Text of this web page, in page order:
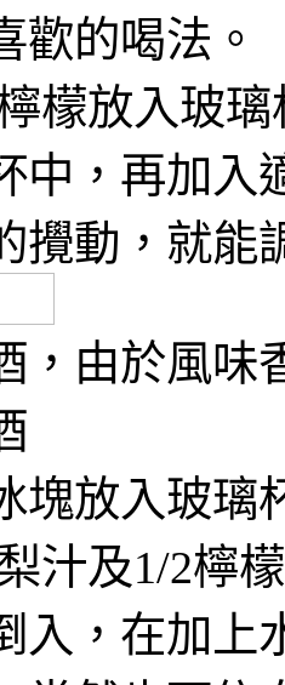
歡的喝法。
檬放入玻
中，再加入
攪動，就能
，由於風味
塊放入玻璃
汁及1/2檸
入，在加上